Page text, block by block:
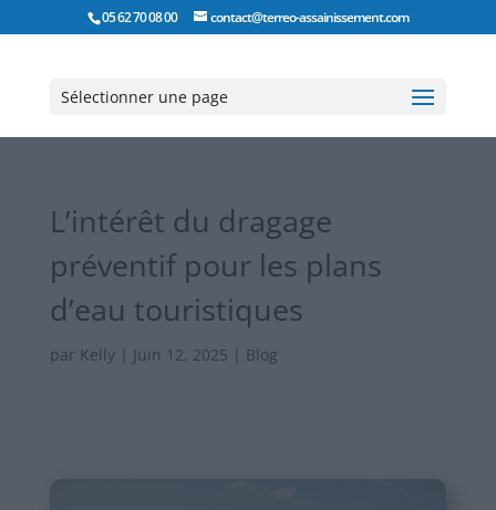
05 62 70 08 00 contact@terreo-assainissement.com
Sélectionner une page
L’intérêt du dragage
préventif pour les plans
d’eau touristiques
par Kelly| Juin 12, 2025 | Blog